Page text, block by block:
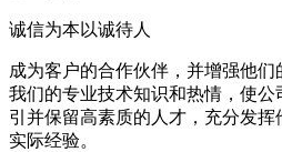
诚信为本以诚待人
成为客户的合作伙伴，并增强他
我们的专业技术知识和热情，使
引并保留高素质的人才，充分发挥
实际经验。